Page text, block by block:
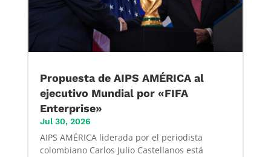
Propuesta de AIPS AMÉRICA al
ejecutivo Mundial por «FIFA
Enterprise»
Jul 30, 2026
AIPS AMÉRICA liderada por el periodista
colombiano Carlos Julio Castellanos está